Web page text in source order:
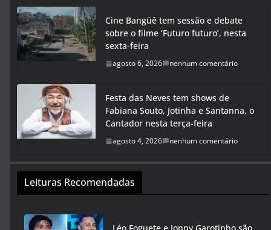
Cine Bangüê tem sessão e debate
sobre o filme ‘Futuro futuro’, nesta
sexta-feira
agosto 6, 2026 nenhum comentário
Festa das Neves tem shows de
Fabiana Souto, Jotinha e Santanna, o
Cantador nesta terça-feira
agosto 4, 2026 nenhum comentário
Leituras Recomendadas